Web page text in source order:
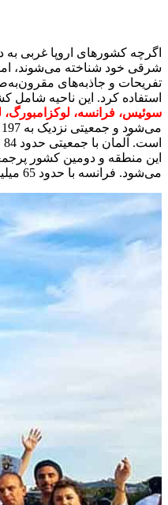
اگرچه کشورهای اروپا غربی به
شرقی خود شناخته می‌شوند،
تفریحات و جاذبه‌های
استفاده کرد. این ناحیه شامل
سوئیس، فرانسه، لوکزامبورگ،
این منطقه و دومین کشور
می‌شود. فرانسه با حدود 65 میلیون نفر در رتبه بعدی قرار دارد.